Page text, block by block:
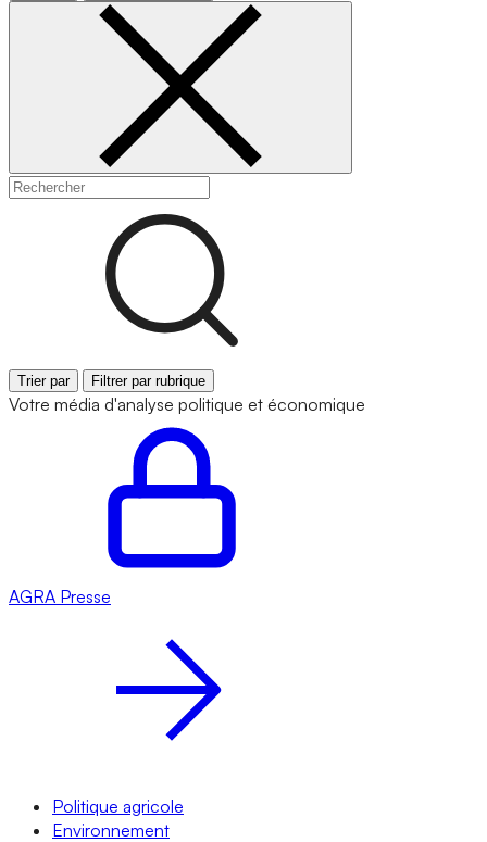
Trier par Filtrer par rubrique
Votre média d'analyse politique et économique
AGRA Presse
Politique agricole
Environnement